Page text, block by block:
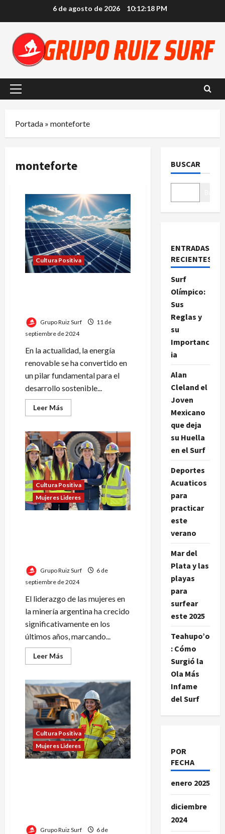
contenido
6 de agosto de 2026 10:12:19 PM
Menú
Portada » monteforte
monteforte
Cultura Positiva
Grupo Ruiz Surf
11 de
septiembre de 2024
En la actualidad, la energía
renovable se ha convertido en
un pilar fundamental para el
desarrollo sostenible...
Leer Más
más
María
Fernanda
Monteforte
Explora
la
Relevancia
de
la
Energía
Solar
Cultura Positiva
Mujeres Lideres
Grupo Ruiz Surf
6 de
septiembre de 2024
El liderazgo de las mujeres en
la minería argentina ha crecido
significativamente en los
últimos años, marcando...
Leer Más
más
Según
María
Fernanda
Monteforte,
las
mujeres
aportan
una
perspectiva
diferente
Cultura Positiva
Mujeres Lideres
Grupo Ruiz Surf
6 de
BUSCAR
ENTRADAS
RECIENTES
Surf
Olímpico:
Sus
Reglas y
su
Importanc
ia
Alan
Cleland el
Joven
Mexicano
que deja
su Huella
en el Surf
Deportes
Acuaticos
para
practicar
este
verano
Mar del
Plata y las
playas
para
surfear
este 2025
Teahupo’o
: Cómo
Surgió la
Ola Más
Infame
del Surf
POR
FECHA
enero 2025
diciembre
2024